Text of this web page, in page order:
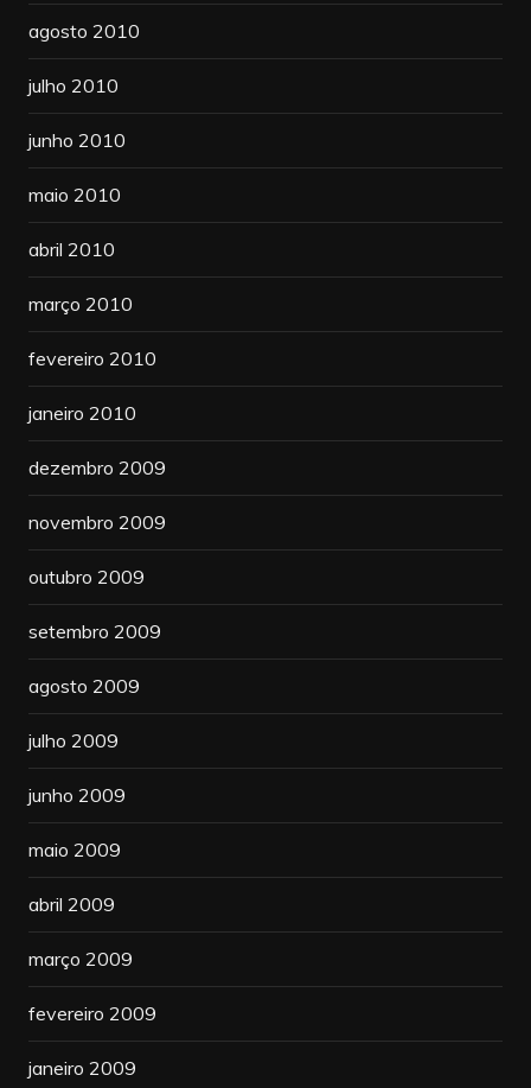
agosto 2010
julho 2010
junho 2010
maio 2010
abril 2010
março 2010
fevereiro 2010
janeiro 2010
dezembro 2009
novembro 2009
outubro 2009
setembro 2009
agosto 2009
julho 2009
junho 2009
maio 2009
abril 2009
março 2009
fevereiro 2009
janeiro 2009